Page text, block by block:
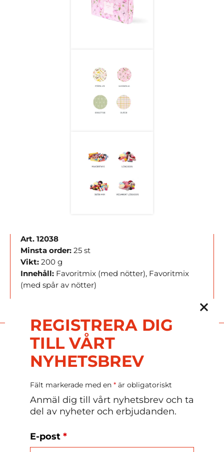
Art. 12038
Minsta order:25 st
Vikt:200 g
Innehåll: Favoritmix (med nötter), Favoritmix
(med spår av nötter)
Mer påskförpackningar
Äggkartong
Cellofanpåse
REGISTRERA DIG
TILL VÅRT
NYHETSBREV
Fält markerade med en * är obligatoriskt
Anmäl dig till vårt nyhetsbrev och ta
del av nyheter och erbjudanden.
E-post*